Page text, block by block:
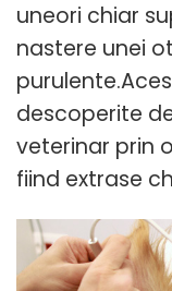
uneori chiar
nastere unei
descoperite
veterinar prin
fiind extrase